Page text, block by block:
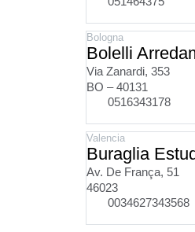
Bologna
Bolelli
Via Zanardi, 353
BO – 40131
0516343178
Valencia
Buraglia
Av. De França, 51
46023
0034627343568